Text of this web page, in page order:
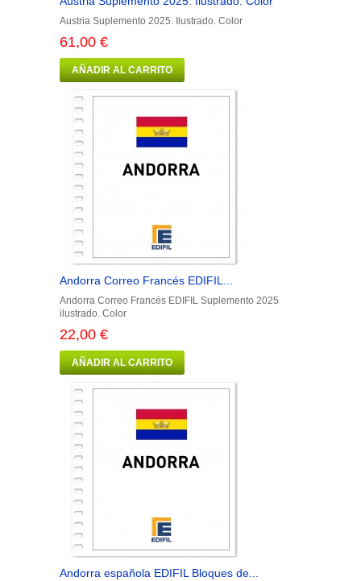
Austria Suplemento 2025. Ilustrado. Color
61,00 €
AÑADIR AL CARRITO
Andorra Correo Francés EDIFIL...
Andorra Correo Francés EDIFIL Suplemento 2025
ilustrado. Color
22,00 €
AÑADIR AL CARRITO
Andorra española EDIFIL Bloques de...